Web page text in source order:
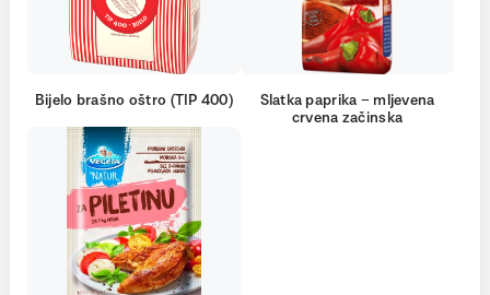
Bijelo brašno oštro (TIP 400)
Slatka paprika – mljevena
crvena začinska